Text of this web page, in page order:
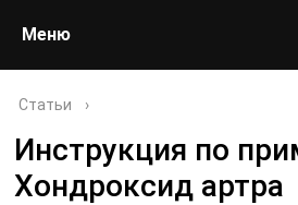
Меню
Статьи ›
Инструкция по
Хондроксид артра